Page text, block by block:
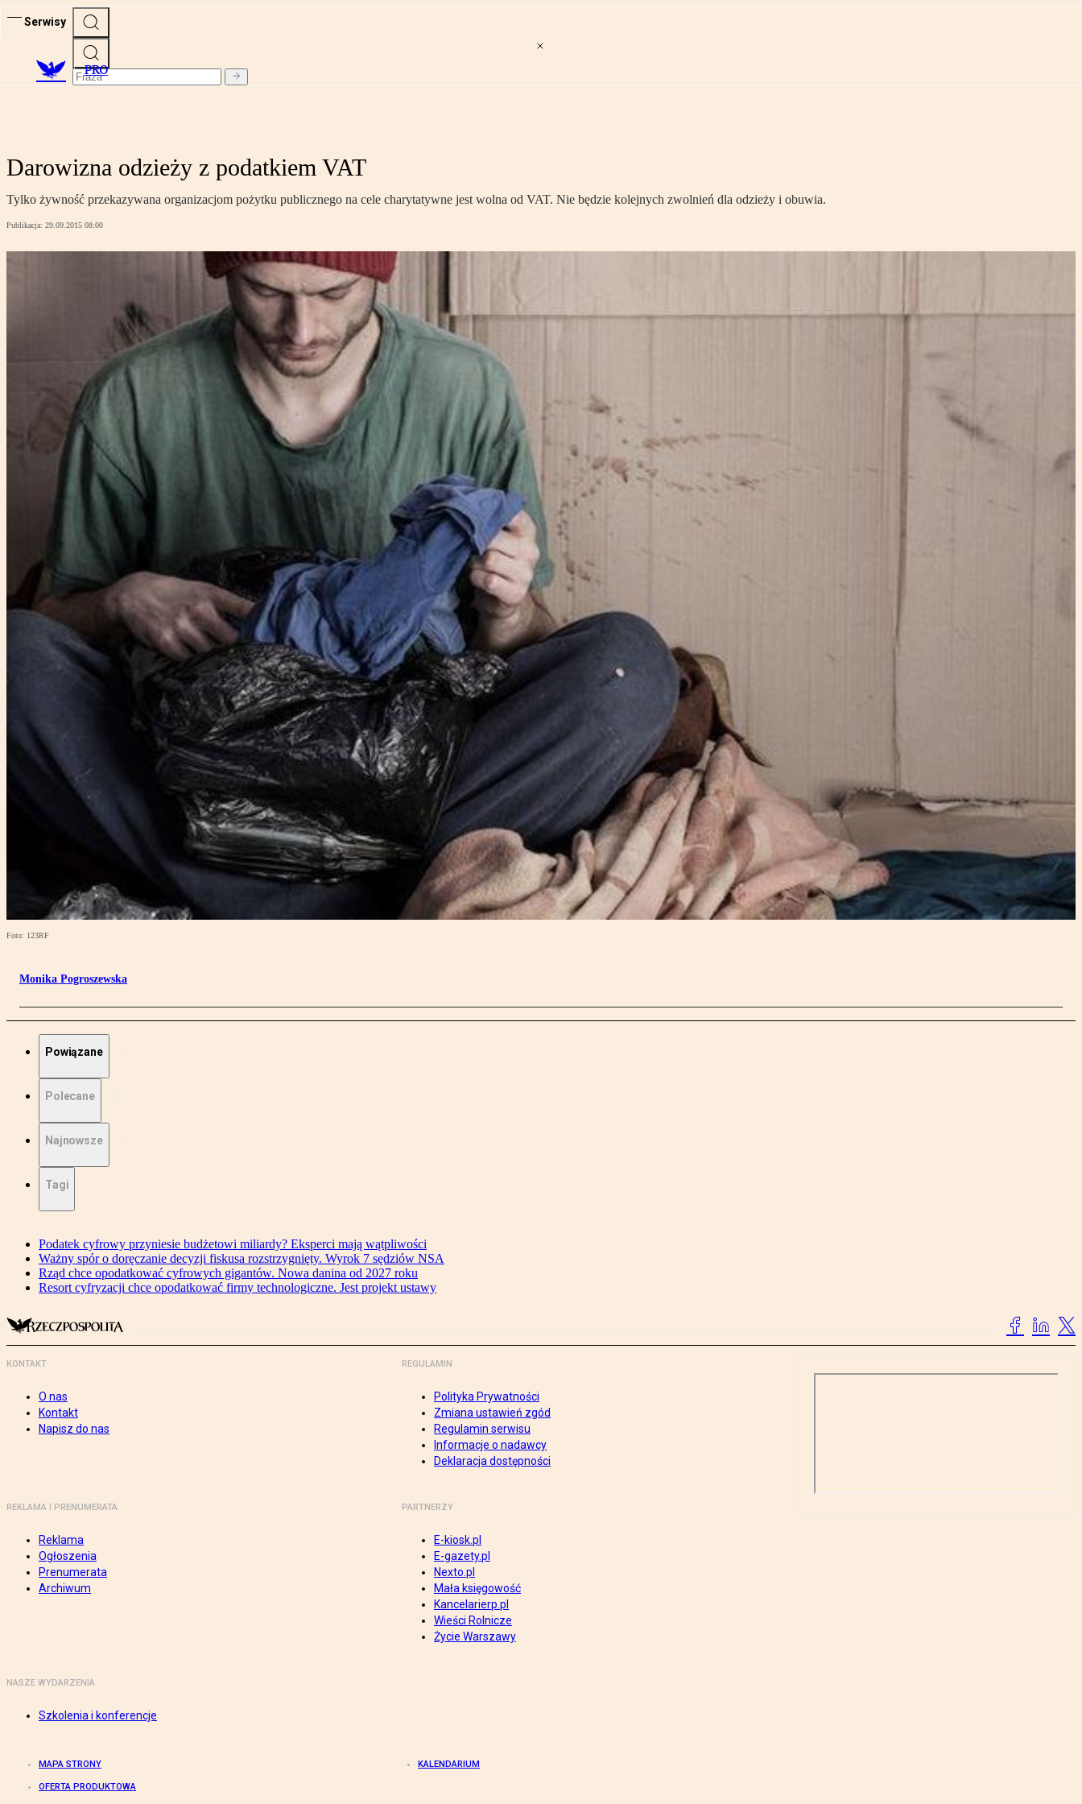
Serwisy
PRO
Darowizna odzieży z podatkiem VAT
Tylko żywność przekazywana organizacjom pożytku publicznego na cele charytatywne jest wolna od VAT. Nie będzie kolejnych zwolnień dla odzieży i obuwia.
Publikacja: 29.09.2015 08:00
Foto: 123RF
Monika Pogroszewska
Powiązane
Polecane
Najnowsze
Tagi
Podatek cyfrowy przyniesie budżetowi miliardy? Eksperci mają wątpliwości
Ważny spór o doręczanie decyzji fiskusa rozstrzygnięty. Wyrok 7 sędziów NSA
Rząd chce opodatkować cyfrowych gigantów. Nowa danina od 2027 roku
Resort cyfryzacji chce opodatkować firmy technologiczne. Jest projekt ustawy
KONTAKT
O nas
Kontakt
Napisz do nas
REGULAMIN
Polityka Prywatności
Zmiana ustawień zgód
Regulamin serwisu
Informacje o nadawcy
Deklaracja dostępności
REKLAMA I PRENUMERATA
Reklama
Ogłoszenia
Prenumerata
Archiwum
PARTNERZY
E-kiosk.pl
E-gazety.pl
Nexto.pl
Mała księgowość
Kancelarierp.pl
Wieści Rolnicze
Życie Warszawy
NASZE WYDARZENIA
Szkolenia i konferencje
MAPA STRONY KALENDARIUM
OFERTA PRODUKTOWA